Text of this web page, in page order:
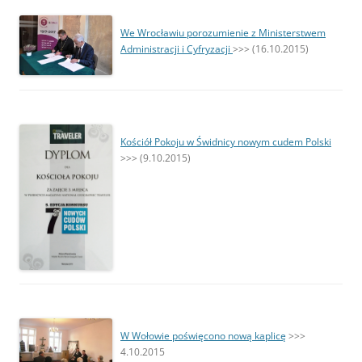
We Wrocławiu porozumienie z Ministerstwem
Administracji i Cyfryzacji >>> (16.10.2015)
Kościół Pokoju w Świdnicy nowym cudem Polski
>>> (9.10.2015)
W Wołowie poświęcono nową kaplicę >>>
4.10.2015